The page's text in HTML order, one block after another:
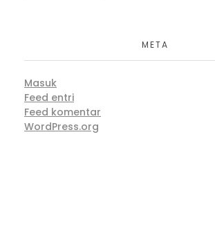
META
Masuk
Feed entri
Feed komentar
WordPress.org